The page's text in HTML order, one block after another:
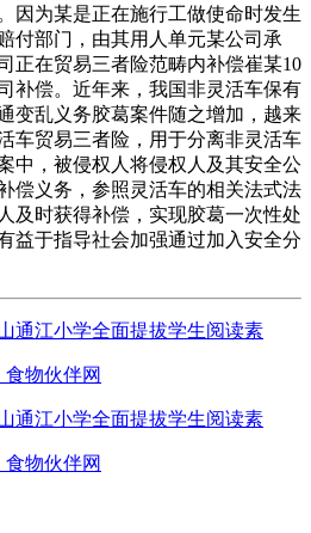
因为某是正在施行工做使命时发生
付部门，由其用人单元某公司承
正在贸易三者险范畴内补偿崔某10
补偿。近年来，我国非灵活车保有
变乱义务胶葛案件随之增加，越来
车贸易三者险，用于分离非灵活车
中，被侵权人将侵权人及其安全公
偿义务，参照灵活车的相关法式法
及时获得补偿，实现胶葛一次性处
益于指导社会加强通过加入安全分
通江小学全面提拔学生阅读素
物伙伴网
通江小学全面提拔学生阅读素
物伙伴网